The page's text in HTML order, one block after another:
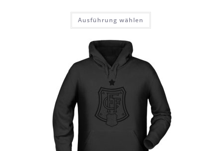
Ausführung wählen
Dieses
weist
Optionen
können
auf
der
Produktseite
gewählt
werden